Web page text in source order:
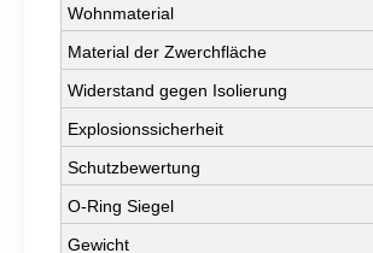
Wohnmaterial
Material der Zwerchfläche
Widerstand gegen Isolierung
Explosionssicherheit
Schutzbewertung
O-Ring Siegel
Gewicht